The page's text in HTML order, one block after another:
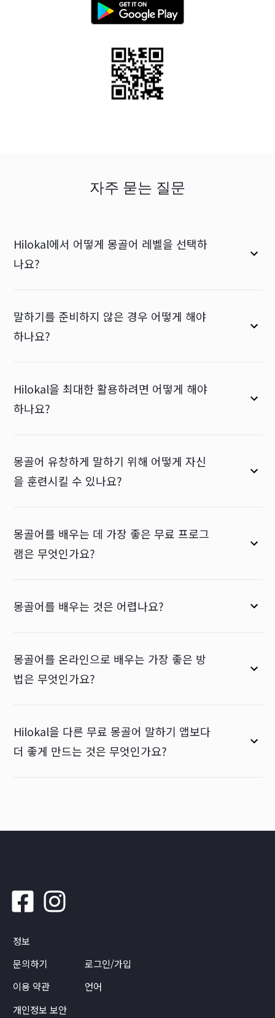
자주 묻는 질문
Hilokal에서 어떻게 몽골어 레벨을 선택하
나요?
말하기를 준비하지 않은 경우 어떻게 해야
하나요?
Hilokal을 최대한 활용하려면 어떻게 해야
하나요?
몽골어 유창하게 말하기 위해 어떻게 자신
을 훈련시킬 수 있나요?
몽골어를 배우는 데 가장 좋은 무료 프로그
램은 무엇인가요?
몽골어를 배우는 것은 어렵나요?
몽골어를 온라인으로 배우는 가장 좋은 방
법은 무엇인가요?
Hilokal을 다른 무료 몽골어 말하기 앱보다
더 좋게 만드는 것은 무엇인가요?
정보
문의하기
이용 약관
개인정보 보안
로그인/가입
언어